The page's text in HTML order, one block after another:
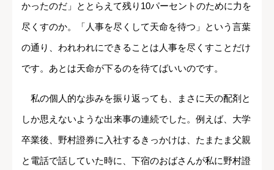
かったのだ」ととらえて残り10パーセントのために力を
尽くすのか。「人事を尽くして天命を待つ」という言葉
の通り、われわれにできることは人事を尽くすことだけ
です。あとは天命が下るのを待てばいいのです。
私の個人的な歩みを振り返っても、まさに天の配剤と
しか思えないような出来事の連続でした。例えば、大学
卒業後、野村證券に入社するきっかけは、たまたま父親
と電話で話していた時に、下宿のおばさんが私に野村證